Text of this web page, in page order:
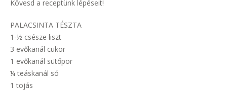
Kövesd a receptünk lépéseit!
PALACSINTA TÉSZTA
1-½ csésze liszt
3 evőkanál cukor
1 evőkanál sütőpor
¼ teáskanál só
1 tojás